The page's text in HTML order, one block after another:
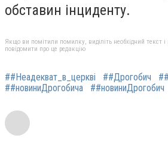
обставин інциденту.
Якщо ви помітили помилку, виділіть необхідний текст
повідомити про це редакцію
##Неадекват_в_церкві ##Дрогобич
##новиниДрогобича
##новиниДрогобич